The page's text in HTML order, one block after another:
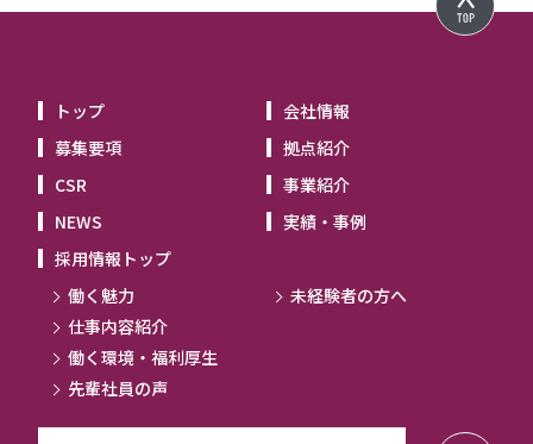
トップ
募集要項
CSR
NEWS
会社情報
拠点紹介
事業紹介
実績・事例
採用情報トップ
働く魅力
未経験者の方へ
働く環境・福利厚生
仕事内容紹介
先輩社員の声